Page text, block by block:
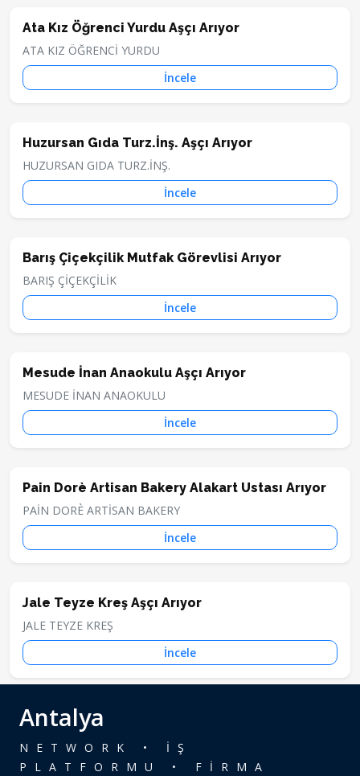
Ata Kız Öğrenci Yurdu Aşçı Arıyor
ATA KIZ ÖĞRENCİ YURDU
İncele
Huzursan Gıda Turz.İnş. Aşçı Arıyor
HUZURSAN GIDA TURZ.İNŞ.
İncele
Barış Çiçekçilik Mutfak Görevlisi Arıyor
BARIŞ ÇİÇEKÇİLİK
İncele
Mesude İnan Anaokulu Aşçı Arıyor
MESUDE İNAN ANAOKULU
İncele
Pain Dorè Artisan Bakery Alakart Ustası Arıyor
PAİN DORÈ ARTİSAN BAKERY
İncele
Jale Teyze Kreş Aşçı Arıyor
JALE TEYZE KREŞ
İncele
Antalya
NETWORK • İŞ
PLATFORMU • FİRMA